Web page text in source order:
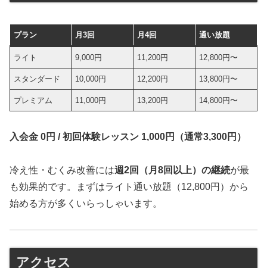
プラン 月3回 月4回 通い放題
ライト 9,000円 11,200円 12,800円〜
スタンダード 10,000円 12,200円 13,800円〜
プレミアム 11,000円 13,200円 14,800円〜
入会金 0円 / 初回体験レッスン 1,000円（通常3,300円）
冷え性・むくみ改善には週2回（月8回以上）の継続が最
も効果的です。まずはライト通い放題（12,800円）から
始める方が多くいらっしゃいます。
アクセス